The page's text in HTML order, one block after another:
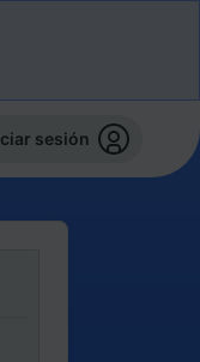
sesión